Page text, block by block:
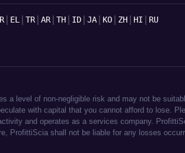
| EL TR| AR| TH ID JA KO ZH HI RU